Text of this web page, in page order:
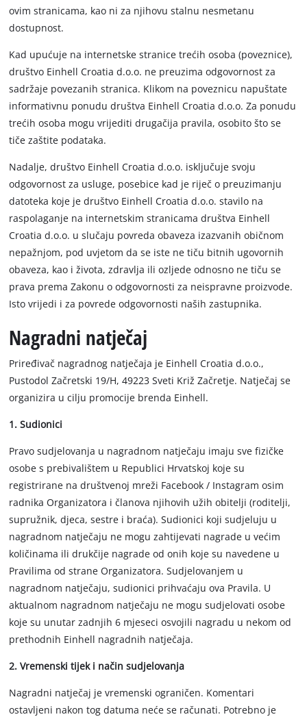
ovim stranicama, kao ni za njihovu stalnu nesmetanu
dostupnost.
Kad upućuje na internetske stranice trećih osoba (poveznice),
društvo Einhell Croatia d.o.o. ne preuzima odgovornost za
sadržaje povezanih stranica. Klikom na poveznicu napuštate
informativnu ponudu društva Einhell Croatia d.o.o. Za ponudu
trećih osoba mogu vrijediti drugačija pravila, osobito što se
tiče zaštite podataka.
Nadalje, društvo Einhell Croatia d.o.o. isključuje svoju
odgovornost za usluge, posebice kad je riječ o preuzimanju
datoteka koje je društvo Einhell Croatia d.o.o. stavilo na
raspolaganje na internetskim stranicama društva Einhell
Croatia d.o.o. u slučaju povreda obaveza izazvanih običnom
nepažnjom, pod uvjetom da se iste ne tiču bitnih ugovornih
obaveza, kao i života, zdravlja ili ozljede odnosno ne tiču se
prava prema Zakonu o odgovornosti za neispravne proizvode.
Isto vrijedi i za povrede odgovornosti naših zastupnika.
Nagradni natječaj
Priređivač nagradnog natječaja je Einhell Croatia d.o.o.,
Pustodol Začretski 19/H, 49223 Sveti Križ Začretje. Natječaj se
organizira u cilju promocije brenda Einhell.
1. Sudionici
Pravo sudjelovanja u nagradnom natječaju imaju sve fizičke
osobe s prebivalištem u Republici Hrvatskoj koje su
registrirane na društvenoj mreži Facebook / Instagram osim
radnika Organizatora i članova njihovih užih obitelji (roditelji,
supružnik, djeca, sestre i braća). Sudionici koji sudjeluju u
nagradnom natječaju ne mogu zahtijevati nagrade u većim
količinama ili drukčije nagrade od onih koje su navedene u
Pravilima od strane Organizatora. Sudjelovanjem u
nagradnom natječaju, sudionici prihvaćaju ova Pravila. U
aktualnom nagradnom natječaju ne mogu sudjelovati osobe
koje su unutar zadnjih 6 mjeseci osvojili nagradu u nekom od
prethodnih Einhell nagradnih natječaja.
2. Vremenski tijek i način sudjelovanja
Nagradni natječaj je vremenski ograničen. Komentari
ostavljeni nakon tog datuma neće se računati. Potrebno je